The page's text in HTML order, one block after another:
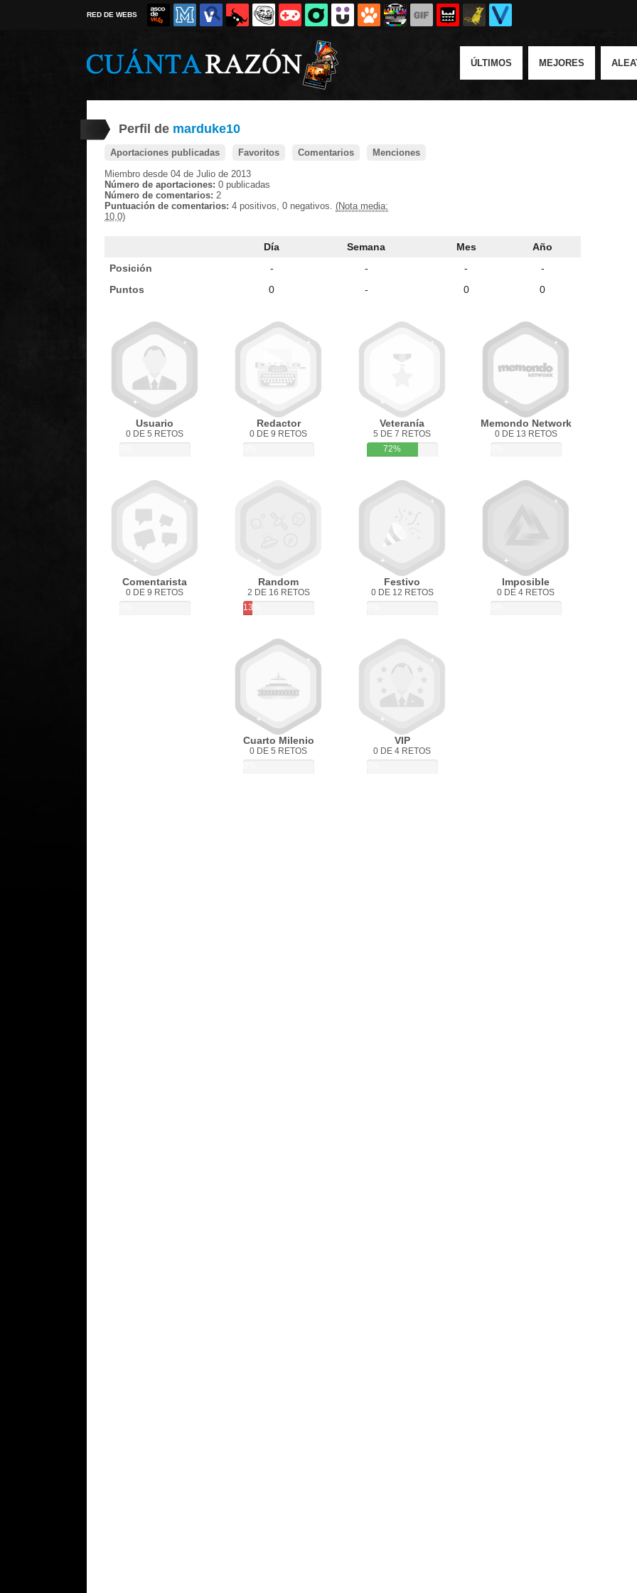
RED DE WEBS
ÚLTIMOS MEJORES
Perfil de marduke10
Aportaciones publicadas Favoritos Comentarios
Menciones
Miembro desde 04 de Julio de 2013
Número de aportaciones: 0 publicadas
Número de comentarios: 2
Puntuación de comentarios: 4 positivos, 0 negativos. (Nota media:
10,0)
Día Semana Mes
Año
Posición
- - -
-
Puntos
0 - 0 0
Usuario
0 DE 5 RETOS
Redactor
0 DE 9 RETOS
Veteranía
5 DE 7 RETOS
72%
Memondo Network
0 DE 13 RETOS
Comentarista
0 DE 9 RETOS
Random
2 DE 16 RETOS
13%
Festivo
0 DE 12 RETOS
Imposible
0 DE 4 RETOS
Cuarto Milenio
0 DE 5 RETOS
VIP
0 DE 4 RETOS